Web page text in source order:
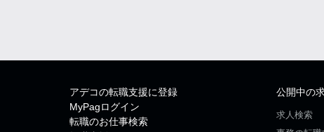
アデコの転職支援に登録
MyPagログイン
転職のお仕事検索
公開中の
求人検索